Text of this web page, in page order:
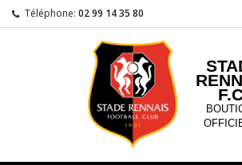
Téléphone: 02 99 14 35 80